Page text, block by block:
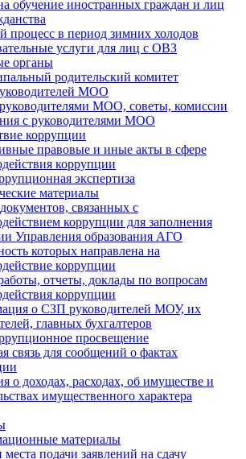
обучение иностранных граждан и лиц
процесс в период зимних холодов
услуги для лиц с ОВЗ
органы
родительский комитет
МОО
МОО, советы, комиссии
с руководителями МОО
коррупции
правовые и иные акты в сфере
коррупции
экспертиза
материалы
связанных с
коррупции для заполнения
Управления образования АГО
которых направлена на
коррупции
отчеты, доклады по вопросам
коррупции
о СЗП руководителей МОУ, их
главных бухгалтеров
просвещение
связь для сообщений о фактах
о доходах, расходах, об имуществе и
имущественного характера
материалы
подачи заявлений на сдачу